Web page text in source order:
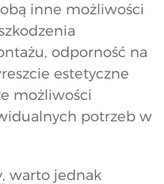
inne możliwości
odporność na
estetyczne
możliwości
potrzeb w
warto jednak